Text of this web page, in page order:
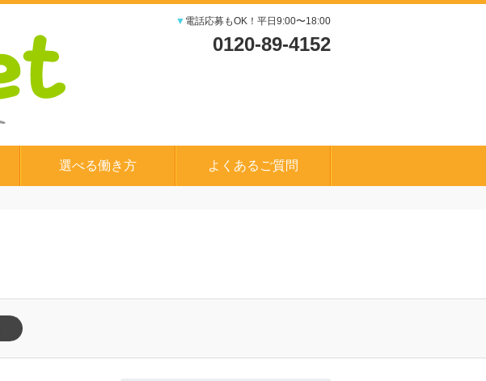
▼ 電話応募もOK！平日9:00〜18:00
0120-89-4152
選べる働き方 よくあるご質問